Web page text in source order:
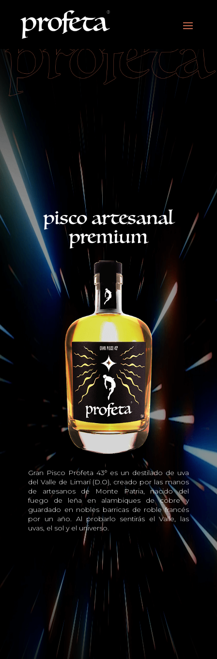
pisco artesanal
premium
Gran Pisco Profeta 43º es un destilado de uva
del Valle de Limarí (D.O), creado por las manos
de artesanos de Monte Patria, nacido del
fuego de leña en alambiques de cobre y
guardado en nobles barricas de roble francés
por un año. Al probarlo sentirás el Valle, las
uvas, el sol y el universo.